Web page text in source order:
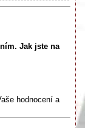
Jak jste na
hodnocení a